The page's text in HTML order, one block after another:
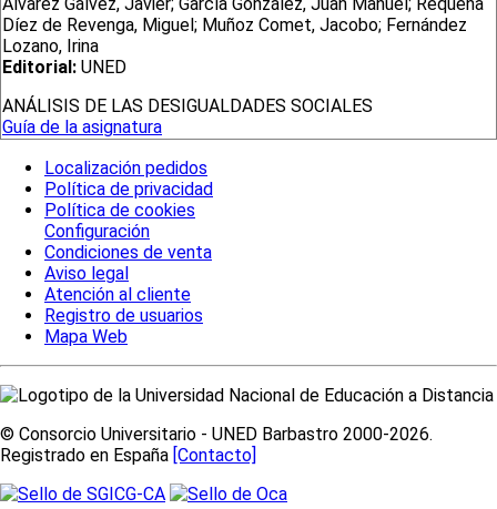
Díez de Revenga, Miguel; Muñoz Comet, Jacobo; Fernández
Lozano, Irina
Editorial: UNED
ANÁLISIS DE LAS DESIGUALDADES SOCIALES
Guía de la asignatura
Localización pedidos
Política de privacidad
Política de cookies
Configuración
Condiciones de venta
Aviso legal
Atención al cliente
Registro de usuarios
Mapa Web
© Consorcio Universitario - UNED Barbastro 2000-2026.
Registrado en España [Contacto]